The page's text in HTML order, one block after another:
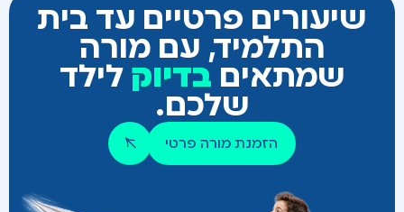
שיעורים פרטיים עד בית
התלמיד, עם מורה
שמתאים בדיוק לילד
שלכם.
הזמנת מורה פרטי